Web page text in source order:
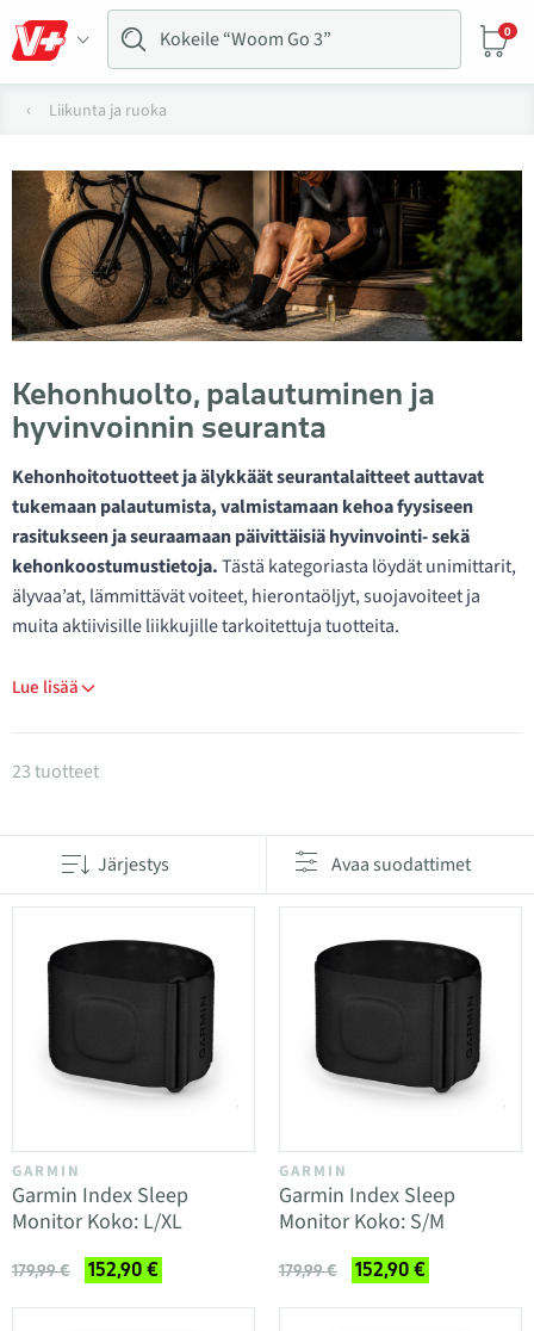
0
Liikunta ja ruoka
Kehonhuolto, palautuminen ja
hyvinvoinnin seuranta
Kehonhoitotuotteet ja älykkäät seurantalaitteet auttavat
tukemaan palautumista, valmistamaan kehoa fyysiseen
rasitukseen ja seuraamaan päivittäisiä hyvinvointi- sekä
kehonkoostumustietoja.Tästä kategoriasta löydät unimittarit,
älyvaa’at, lämmittävät voiteet, hierontaöljyt, suojavoiteet ja
muita aktiivisille liikkujille tarkoitettuja tuotteita.
Lue lisää
Tuotteet kategoriassa Vartalonhoito
23 tuotteet
Järjestys Avaa suodattimet
GARMIN
Garmin Index Sleep
Monitor Koko: L/XL
179,99 € 152,90 €
GARMIN
Garmin Index Sleep
Monitor Koko: S/M
179,99 € 152,90 €